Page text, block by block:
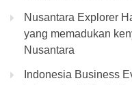
Nusantara Explorer
yang memadukan
Nusantara
Indonesia Business